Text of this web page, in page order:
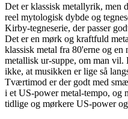
Det er klassisk metallyrik, men
reel mytologisk dybde og
Kirby-tegneserie, der passer
Det er en mørk og kraftfuld
klassisk metal fra 80'erne og
metallisk ur-suppe, om man vil.
ikke, at musikken er lige så
Tværtimod er der godt med
i et US-power metal-tempo, og
tidlige og mørkere US-power